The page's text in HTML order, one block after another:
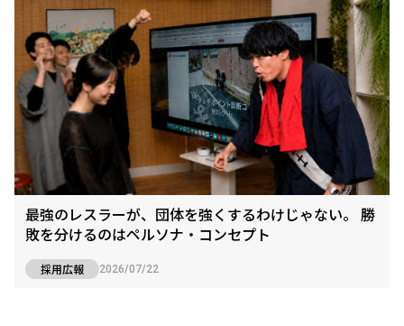
最強のレスラーが、団体を強くするわけじゃない。 勝
敗を分けるのはペルソナ・コンセプト
採用広報 2026/07/22